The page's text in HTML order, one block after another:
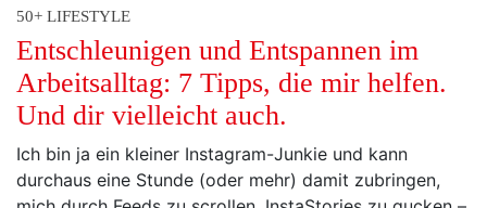
Entschleunigen und Entspannen im
Arbeitsalltag: 7 Tipps, die mir helfen.
Und dir vielleicht auch.
Ich bin ja ein kleiner Instagram-Junkie und kann
durchaus eine Stunde (oder mehr) damit zubringen,
mich durch Feeds zu scrollen, InstaStories zu gucken –